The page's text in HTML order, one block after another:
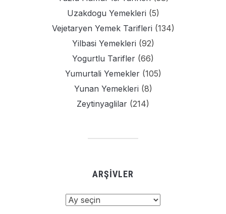
Uzakdogu Yemekleri (5)
Vejetaryen Yemek Tarifleri (134)
Yilbasi Yemekleri (92)
Yogurtlu Tarifler (66)
Yumurtali Yemekler(105)
Yunan Yemekleri (8)
Zeytinyaglilar (214)
ARŞIVLER